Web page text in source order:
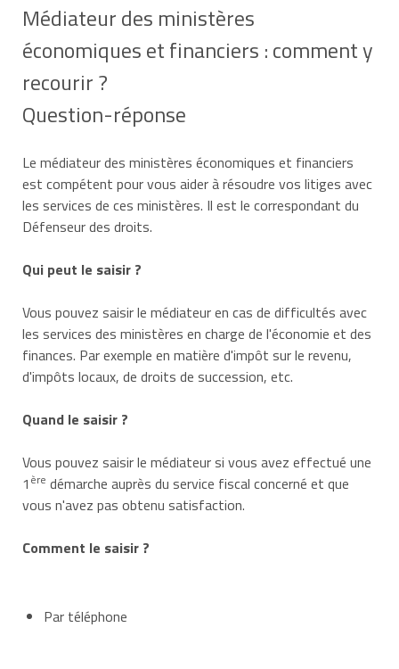
Médiateur des ministères
économiques et financiers : comment y
recourir ?
Question-réponse
Le médiateur des ministères économiques et financiers
est compétent pour vous aider à résoudre vos litiges avec
les services de ces ministères. Il est le correspondant du
Défenseur des droits.
Qui peut le saisir ?
Vous pouvez saisir le médiateur en cas de difficultés avec
les services des ministères en charge de l'économie et des
finances. Par exemple en matière d'impôt sur le revenu,
d'impôts locaux, de droits de succession, etc.
Quand le saisir ?
Vous pouvez saisir le médiateur si vous avez effectué une
1 ère démarche auprès du service fiscal concerné et que
vous n'avez pas obtenu satisfaction.
Comment le saisir ?
Par téléphone